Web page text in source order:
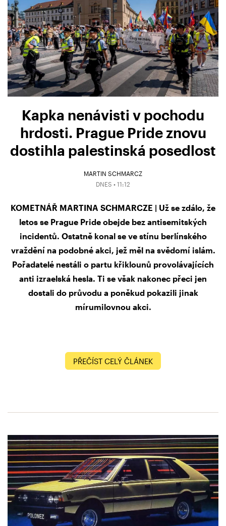
Kapka nenávisti v pochodu
hrdosti. Prague Pride znovu
dostihla palestinská posedlost
MARTIN SCHMARCZ
DNES • 11:12
KOMETNÁŘ MARTINA SCHMARCZE | Už se zdálo, že
letos se Prague Pride obejde bez antisemitských
incidentů. Ostatně konal se ve stínu berlínského
vraždění na podobné akci, jež měl na svědomí islám.
Pořadatelé nestáli o partu křiklounů provolávajících
anti izraelská hesla. Ti se však nakonec přeci jen
dostali do průvodu a poněkud pokazili jinak
mírumilovnou akci.
PŘEČÍST CELÝ ČLÁNEK